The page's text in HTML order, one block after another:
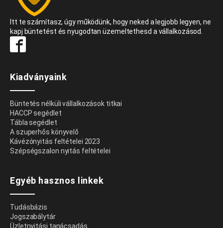
Itt te számítasz, úgy működünk, hogy neked a legjobb legyen, ne
kapj büntetést és nyugodtan üzemeltethesd a vállalkozásod.
Kiadványaink
Büntetés nélküli vállalkozások titkai
HACCP segédlet
Tábla segédlet
A szuperhős könyvelő
Kávézónyitás feltételei 2023
Szépségszalon nyitás feltételei
Egyéb hasznos linkek
Tudásbázis
Jogszabálytár
Üzletnyitási tanácsadás